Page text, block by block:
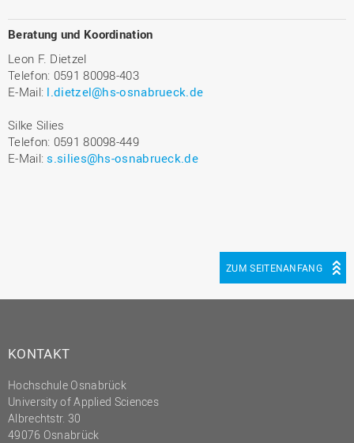
Beratung und Koordination
Leon F. Dietzel
Telefon: 0591 80098-403
E-Mail: l.dietzel@hs-osnabrueck.de
Silke Silies
Telefon: 0591 80098-449
E-Mail:s.silies@hs-osnabrueck.de
ZUM SEITENANFANG
KONTAKT
Hochschule Osnabrück
University of Applied Sciences
Albrechtstr. 30
49076 Osnabrück